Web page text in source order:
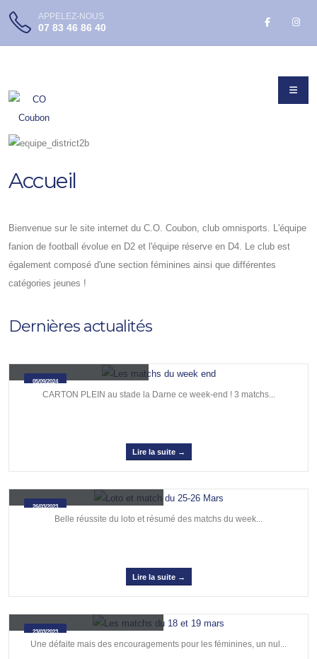
APPELEZ-NOUS
07 83 46 86 40
Précedent
Accueil
Bienvenue sur le site internet du C.O. Coubon, club omnisports. L'équipe
fanion de football évolue en D2 et l'équipe réserve en D4. Le club est
également composé d'une section féminines ainsi que différentes
catégories jeunes !
Dernières actualités
05/09/2024
CARTON PLEIN au stade la Darne ce week-end ! 3 matchs...
Lire la suite →
26/03/2023
Belle réussite du loto et résumé des matchs du week...
Lire la suite →
23/03/2023
Une défaite mais des encouragements pour les féminines, un nul...